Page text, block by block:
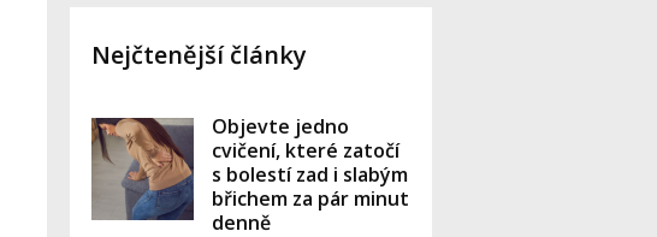
Nejčtenější články
Objevte jedno
cvičení, které zatočí
s bolestí zad i slabým
břichem za pár minut
denně